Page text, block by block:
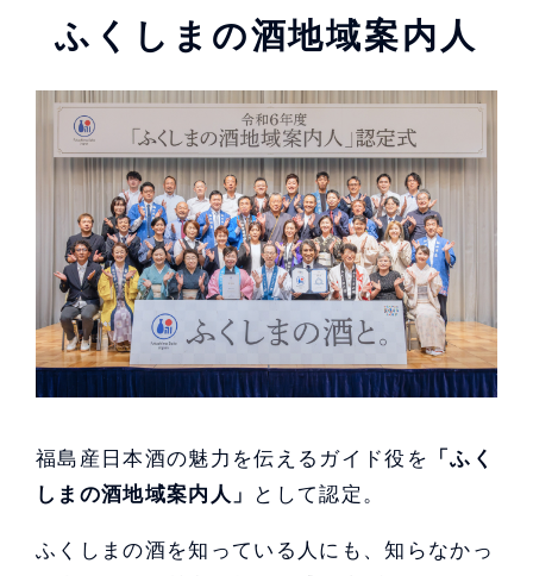
ふくしまの酒地域案内人
福島産日本酒の魅力を伝えるガイド役を 「ふく
しまの酒地域案内人」
として認定。
ふくしまの酒を知っている人にも、知らなかっ